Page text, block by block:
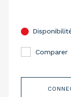
Comparer